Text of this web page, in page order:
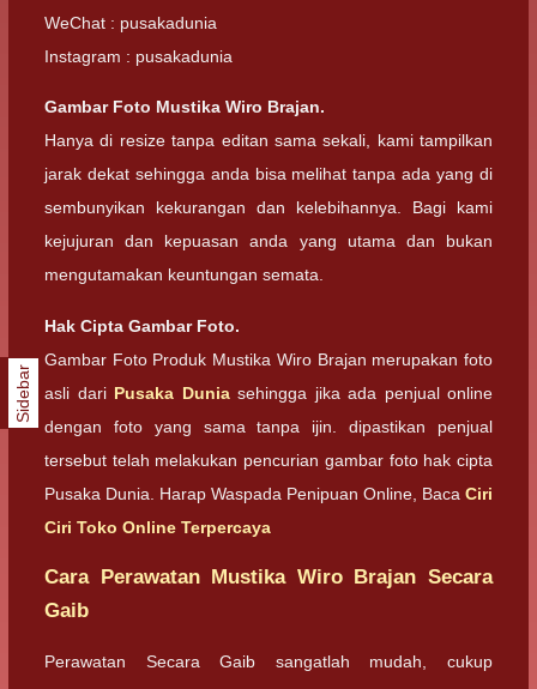
WeChat : pusakadunia
Instagram : pusakadunia
Gambar Foto Mustika Wiro Brajan.
Hanya di resize tanpa editan sama sekali, kami tampilkan
jarak dekat sehingga anda bisa melihat tanpa ada yang di
sembunyikan kekurangan dan kelebihannya. Bagi kami
kejujuran dan kepuasan anda yang utama dan bukan
mengutamakan keuntungan semata.
Hak Cipta Gambar Foto.
Gambar Foto Produk Mustika Wiro Brajan merupakan foto
asli dari Pusaka Duniasehingga jika ada penjual online
dengan foto yang sama tanpa ijin. dipastikan penjual
tersebut telah melakukan pencurian gambar foto hak cipta
Pusaka Dunia. Harap Waspada Penipuan Online, Baca Ciri
Ciri Toko Online Terpercaya
Cara Perawatan Mustika Wiro Brajan Secara
Gaib
Perawatan Secara Gaib sangatlah mudah, cukup
Sidebar